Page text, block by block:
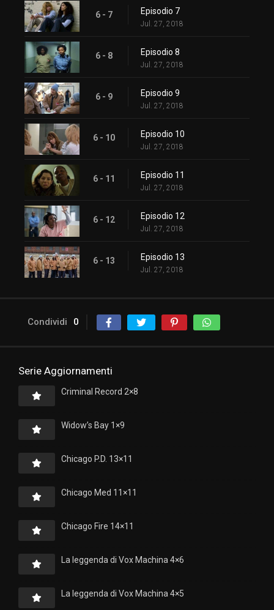
6 - 7 Episodio 7
Jul. 27, 2018
6 - 8 Episodio 8
Jul. 27, 2018
6 - 9 Episodio 9
Jul. 27, 2018
6 - 10 Episodio 10
Jul. 27, 2018
6 - 11 Episodio 11
Jul. 27, 2018
6 - 12 Episodio 12
Jul. 27, 2018
6 - 13 Episodio 13
Jul. 27, 2018
Condividi 0
Serie Aggiornamenti
Criminal Record 2×8
Widow’s Bay 1×9
Chicago P.D. 13×11
Chicago Med 11×11
Chicago Fire 14×11
La leggenda di Vox Machina 4×6
La leggenda di Vox Machina 4×5